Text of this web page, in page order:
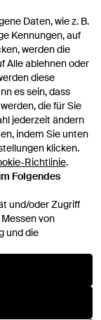
Daten, wie z. B.
Kennungen, auf
werden die
Alle ablehnen oder
diese
es sein, dass
die für Sie
jederzeit ändern
indem Sie unten
klicken.
Richtlinie.
Folgendes
und/oder Zugriff
von
und die
5100072